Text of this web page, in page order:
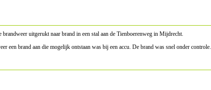
uitgerukt naar brand in een stal aan de Tienboerenweg in Mijdrecht.
een brand aan die mogelijk ontstaan was bij een accu. De brand was snel onder controle.